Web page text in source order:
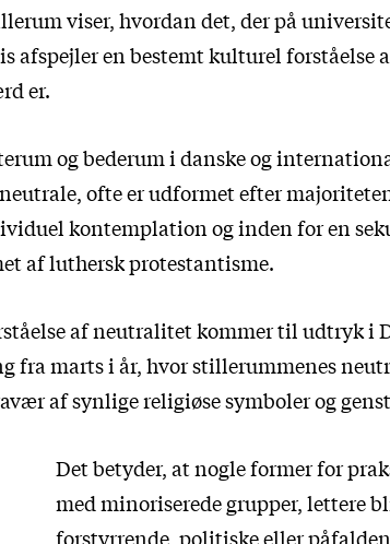
viser, hvordan det, der på
afspejler en bestemt kulturel forståelse
er.
og bederum i danske og
ofte er udformet efter
kontemplation og inden for en
af luthersk protestantisme.
af neutralitet kommer til udtryk i
fra marts i år, hvor stillerummenes
af synlige religiøse symboler og
Det betyder, at nogle former for
med minoriserede grupper, lettere
forstyrrende, politiske eller